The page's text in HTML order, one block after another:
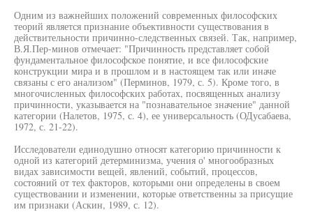
Одним из важнейших положений современных философских
теорий является признание объективности существования в
действительности причинно-следственных связей. Так, например,
В.Я.Пер-минов отмечает: "Причинность представляет собой
фундаментальное философское понятие, и все философские
конструкции мира и в прошлом и в настоящем так или иначе
связаны с его анализом" (Перминов, 1979, с. 5). Кроме того, в
многочисленных философских работах, посвященных анализу
причинности, указывается на "познавательное значение" данной
категории (Налетов, 1975, с. 4), ее универсальность (ОДусабаева,
1972, с. 21-22).
Исследователи единодушно относят категорию причинности к
одной из категорий детерминизма, учения о' многообразных
видах зависимости вещей, явлений, событий, процессов,
состояний от тех факторов, которыми они определены в своем
существовании и изменении, которые ответственны за присущие
им признаки (Аскин, 1989, с. 12).